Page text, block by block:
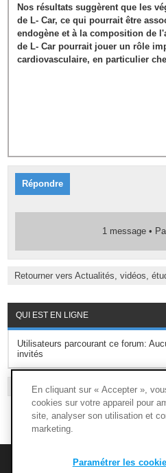
Nos résultats suggèrent que les
de L- Car, ce qui pourrait être
endogène et à la composition de
de L- Car pourrait jouer un rôle
cardiovasculaire, en particulier
Répondre
1 message •
Retourner vers Actualités, vidéos,
QUI EST EN LIGNE
Utilisateurs parcourant ce forum:
invités
L’ÉQUIPE DU FORUM-SUPPRIMER
M’enregistrer
En cliquant sur « Accepter »,
cookies sur votre appareil pour
site, analyser son utilisation et
marketing.
Paramétrer les